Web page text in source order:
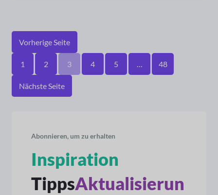
Vorherige Seite
1 2 3 4 5 48
Nächste Seite
Abonnieren, um zu erhalten
Inspiration
TippsAktualisierun